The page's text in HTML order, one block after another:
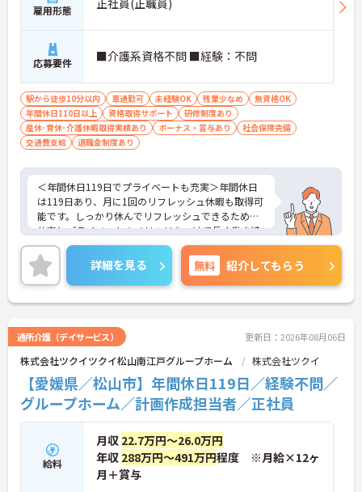
・頑張りをしっかり還元する過去実績最大185万円
の賞与や配偶者・お子様への手厚い扶養手当を支給
しています
・宿泊費補助などが受けられる独自の「ツクイPLU
・社内規定の範囲内で髪色や髪型をはじめネイルや
まつげエクステが自由であり自分らしさを大切に働
けます
【有資格者のキャリアパス！手厚いチューター制度
と多彩な研修で専門性を高めます 】
がマンツーマンで手厚くフォローするため新しい環
境でも安心です
・資格手当の支給や公的資格取得・自己啓発支援制
度を通じて有資格者のさらなるステップアップを後
押しします
・階層別研修や所属先以外の事業所で行う交換研修
など豊富な教育プログラムで専門職としての成長を
サポートしています
雇用形態 正社員(正職員)
応募要件 ■介護系資格不問 ■経験：不問
駅から徒歩10分以内 車通勤可 未経験OK 残業少なめ
無資格OK
年間休日110日以上
資格取得サポート
研修制度あり
産休･育休･介護休暇取得実績あり
ボーナス・賞与あり
社会保険完備
交通費支給
退職金制度あり
＜年間休日119日でプライベートも充実＞年間休日
は119日あり、月に1回のリフレッシュ休暇も取得可
能です。しっかり休んでリフレッシュできるため、
仕事とプライベートのメリハリをつけて長く働き続
けられます。ワークライフバランスを重視したい方
にも安心の環境です。
＜少人数でじっくり向き合う「アットホームなケ
ア」＞
認知症の高齢者の方が少人数のユニット単位で共同
異なり、お一人おひとりに寄り添った丁寧なケアが
できるのが最大の魅力です。食事や入浴の介助だけ
でなく、一緒にレクリエーションを楽しんだり、食
事を作ったりと、家庭的な雰囲気の中で精神的な安
定や自立を支えます。利用者様との距離が近く、
日々のふれあいを大切にしたい方にぴったりの職場
です。
詳細を見る 無料 紹介してもらう
通所介護（デイサービス） 更新日：2026年08月06日
株式会社ツクイツクイ松山南江戸グループホーム 株式会社ツクイ
【愛媛県／松山市】年間休日119日／経験不問／
グループホーム／計画作成担当者／正社員
給料
月収 22.7万円～26.0万円
年収 288万円～491万円程度 ※月給×12ヶ
月＋賞与